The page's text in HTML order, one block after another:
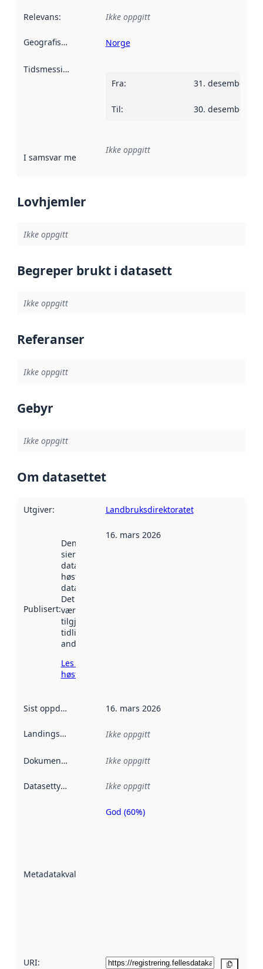
Relevans: Ikke oppgitt
Geografisk avgrensning :
Norge
Tidsmessig avgrensning
Fra: 31. desember
Til: 30. desember
I samsvar med Referanse til en implementasjonsregel
Ikke oppgitt
Lovhjemler
Ikke oppgitt
Begreper brukt i datasett
Ikke oppgitt
Referanser
Ikke oppgitt
Gebyr
Ikke oppgitt
Om datasettet
Utgiver: Landbruksdirektoratet
Publisert:
Denne datoen
sier når
datasettet ble
høstet av
data.norge.no.
Det kan ha
vært
tilgjengelig
tidligere
andre steder.
Les mer om
høsting her
16. mars 2026
Sist oppdatert 16. mars 2026
Landingsside Ikke oppgitt
Dokumentasjon Ikke oppgitt
Datasettype Ikke oppgitt
Metadatakvalitet
Metadatakvalitet
God (60%)
URI: